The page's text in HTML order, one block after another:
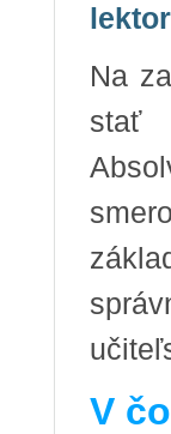
Na
stať
V